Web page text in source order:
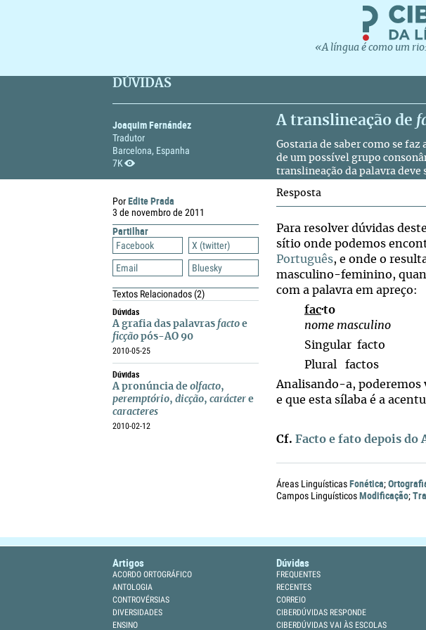
«A língua é como um
DÚVIDAS
Joaquim Fernández
Tradutor
Barcelona, Espanha
7K
A translineação de
Gostaria de saber como se
de um possível grupo
translineação da palavra deve
PorEdite Prada
3 de novembro de 2011
Partilhar
Facebook
X (twitter)
Email
Bluesky
Textos Relacionados(2)
Dúvidas
A grafia das palavras facto e
ficção pós-AO 90
2010-05-25
Dúvidas
A pronúncia de olfacto,
peremptório, dicção, carácter e
caracteres
2010-02-12
Resposta
Para resolver dúvidas
sítio onde podemos
Português, e onde o
masculino-feminino,
com a palavra em apreço:
fac·to
nome masculino
Singular facto
Plural factos
Analisando-a, poderemos
e que esta sílaba é a
Cf. Facto e fato depois do
Áreas LinguísticasFonética;
Campos LinguísticosModificação;
Artigos
ACORDO ORTOGRÁFICO
ANTOLOGIA
CONTROVÉRSIAS
DIVERSIDADES
ENSINO
Dúvidas
FREQUENTES
RECENTES
CORREIO
CIBERDÚVIDAS RESPONDE
CIBERDÚVIDAS VAI ÀS ESCOLAS